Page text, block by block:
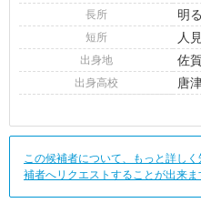
長所 明
短所 人
出身地 佐
出身高校 唐
この候補者について、もっと詳し
補者へリクエストすることが出来ま